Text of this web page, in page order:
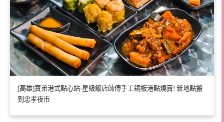
[高雄]寶弟港式點心站-星級飯店師傅手工銅板港點燒賣! 新地點搬
到忠孝夜市